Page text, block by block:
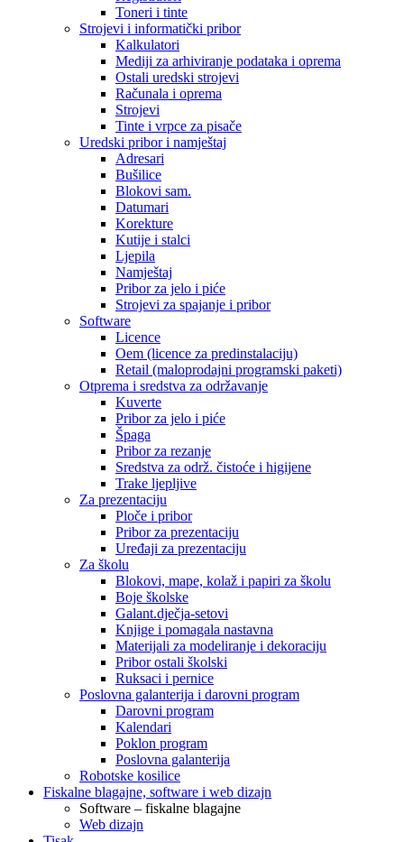
Toneri i tinte
Strojevi i informatički pribor
Kalkulatori
Mediji za arhiviranje podataka i oprema
Ostali uredski strojevi
Računala i oprema
Strojevi
Tinte i vrpce za pisače
Uredski pribor i namještaj
Adresari
Bušilice
Blokovi sam.
Datumari
Korekture
Kutije i stalci
Ljepila
Namještaj
Pribor za jelo i piće
Strojevi za spajanje i pribor
Software
Licence
Oem (licence za predinstalaciju)
Retail (maloprodajni programski paketi)
Otprema i sredstva za održavanje
Kuverte
Pribor za jelo i piće
Špaga
Pribor za rezanje
Sredstva za održ. čistoće i higijene
Trake ljepljive
Za prezentaciju
Ploče i pribor
Pribor za prezentaciju
Uređaji za prezentaciju
Za školu
Blokovi, mape, kolaž i papiri za školu
Boje školske
Galant.dječja-setovi
Knjige i pomagala nastavna
Materijali za modeliranje i dekoraciju
Pribor ostali školski
Ruksaci i pernice
Poslovna galanterija i darovni program
Darovni program
Kalendari
Poklon program
Poslovna galanterija
Robotske kosilice
Fiskalne blagajne, software i web dizajn
Software – fiskalne blagajne
Web dizajn